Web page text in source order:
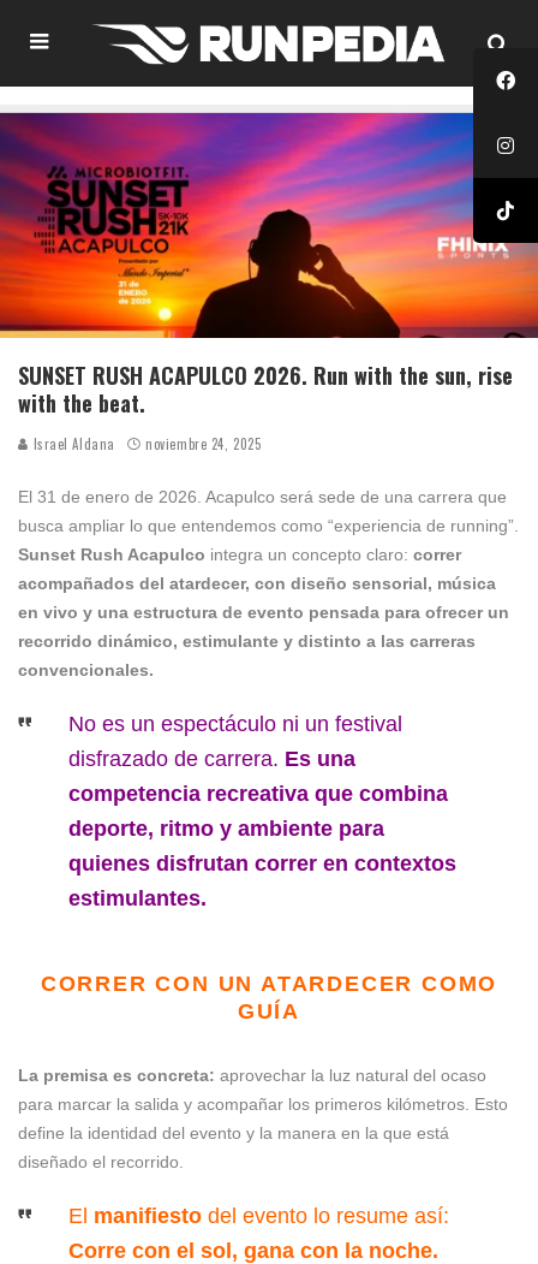
SUNSET RUSH ACAPULCO 2026. Run with the sun, rise
with the beat.
Israel Aldana noviembre 24, 2025
El 31 de enero de 2026. Acapulco será sede de una carrera que
busca ampliar lo que entendemos como “experiencia de running”.
Sunset Rush Acapulco integra un concepto claro: correr
acompañados del atardecer, con diseño sensorial, música
en vivo y una estructura de evento pensada para ofrecer un
recorrido dinámico, estimulante y distinto a las carreras
convencionales.
No es un espectáculo ni un festival
disfrazado de carrera. Es una
competencia recreativa que combina
deporte, ritmo y ambiente para
quienes disfrutan correr en contextos
estimulantes.
CORRER CON UN ATARDECER COMO
GUÍA
La premisa es concreta: aprovechar la luz natural del ocaso
para marcar la salida y acompañar los primeros kilómetros. Esto
define la identidad del evento y la manera en la que está
diseñado el recorrido.
El manifiestodel evento lo resume así:
Corre con el sol, gana con la noche.